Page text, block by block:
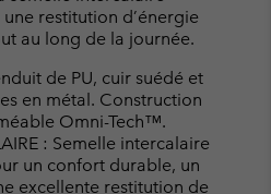
restitution d’énergie
au long de la journée.
de PU, cuir suédé et
en métal. Construction
Omni-Tech™.
: Semelle intercalaire
un confort durable, un
excellente restitution de